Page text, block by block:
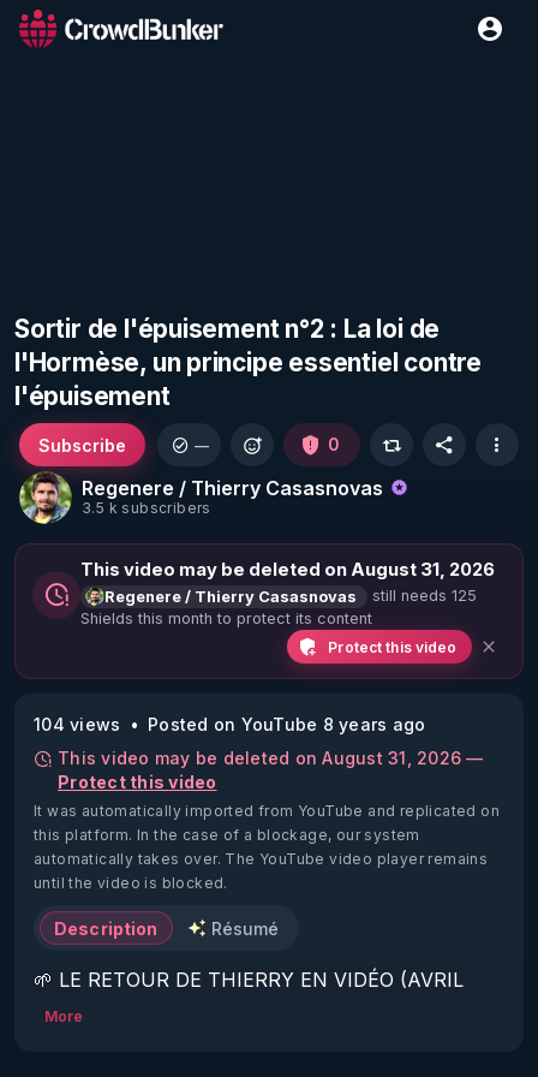
Sortir de l'épuisement n°2 : La loi de
l'Hormèse, un principe essentiel contre
l'épuisement
Regenere / Thierry Casasnovas
3.5 k subscribers
Subscribe — 0
This video may be deleted on August 31, 2026
Regenere / Thierry Casasnovas
still needs 125
Shields this month to protect its content
Protect this video
104 views
Posted on YouTube 8 years ago
This video may be deleted on August 31, 2026 —
Protect this video
It was automatically imported from YouTube and replicated on
this platform. In the case of a blockage, our system
automatically takes over. The YouTube video player remains
until the video is blocked.
Description Résumé
🌱 LE RETOUR DE THIERRY EN VIDÉO (AVRIL
2022)!
More